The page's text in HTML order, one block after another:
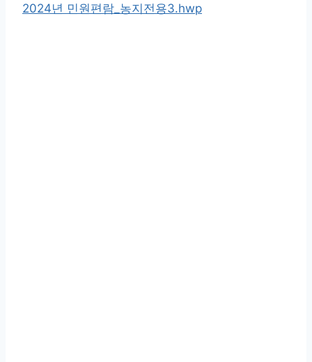
2024년 민원편람_농지전용3.hwp